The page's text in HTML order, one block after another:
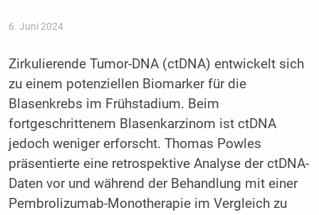
6. Juni 2024
Zirkulierende Tumor-DNA (ctDNA) entwickelt sich
zu einem potenziellen Biomarker für die
Blasenkrebs im Frühstadium. Beim
fortgeschrittenem Blasenkarzinom ist ctDNA
jedoch weniger erforscht. Thomas Powles
präsentierte eine retrospektive Analyse der ctDNA-
Daten vor und während der Behandlung mit einer
Pembrolizumab-Monotherapie im Vergleich zu